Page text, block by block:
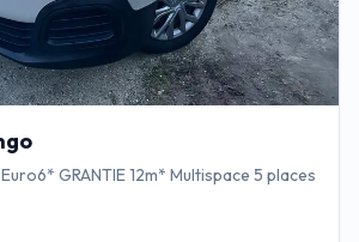
GRANTIE 12m* Multispace 5 places